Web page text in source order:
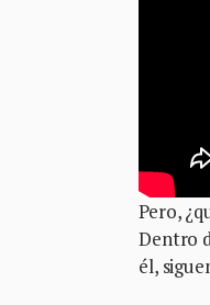
Pero,
Dentro
él,